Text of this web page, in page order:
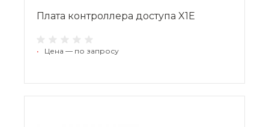
Плата контроллера доступа X1E
• Цена — по запросу